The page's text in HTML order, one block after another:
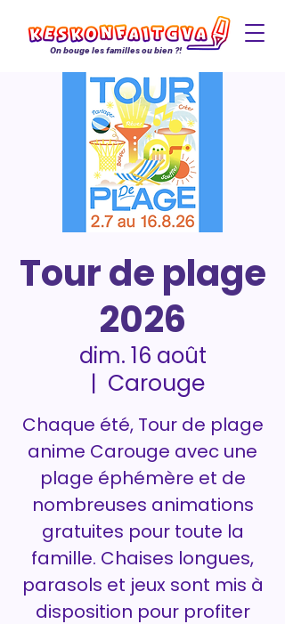
On bouge les familles ou bien ?!
Tour de plage
2026
dim. 16 août
  |
Carouge
Chaque été, Tour de plage
anime Carouge avec une
plage éphémère et de
nombreuses animations
gratuites pour toute la
famille. Chaises longues,
parasols et jeux sont mis à
disposition pour profiter